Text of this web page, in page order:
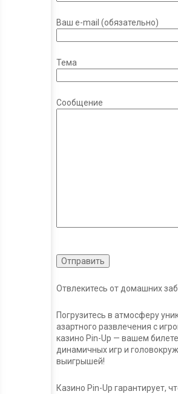
Ваш e-mail (обязательно)
Тема
Сообщение
Отвлекитесь от домашних
Погрузитесь в атмосферу
азартного развлечения с
казино Pin-Up — вашем
динамичных игр и
выигрышей!
Казино Pin-Up гарантирует,